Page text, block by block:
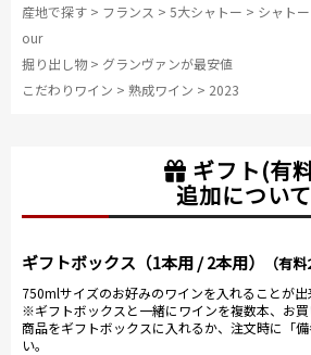
産地で探す > フランス > 5大シャトー > シャト
our
掘り出し物 > グランヴァンが最安値
こだわりワイン > 熟成ワイン > 2023
ギフト(有
追加について
ギフトボックス（1本用 / 2本用） （有
750mlサイズのお好みのワインを入れることが出
※ギフトボックスと一緒にワインを複数本、お
商品をギフトボックスに入れるか、注文時に「
い。